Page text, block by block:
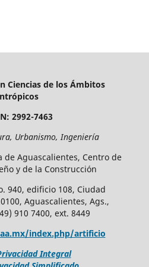
Ciencias de los Ámbitos
2992-7463
Urbanismo, Ingeniería
de Aguascalientes, Centro de
y de la Construcción
940, edificio 108, Ciudad
Aguascalientes, Ags.,
910 7400, ext. 8449
index.php/artificio
Integral